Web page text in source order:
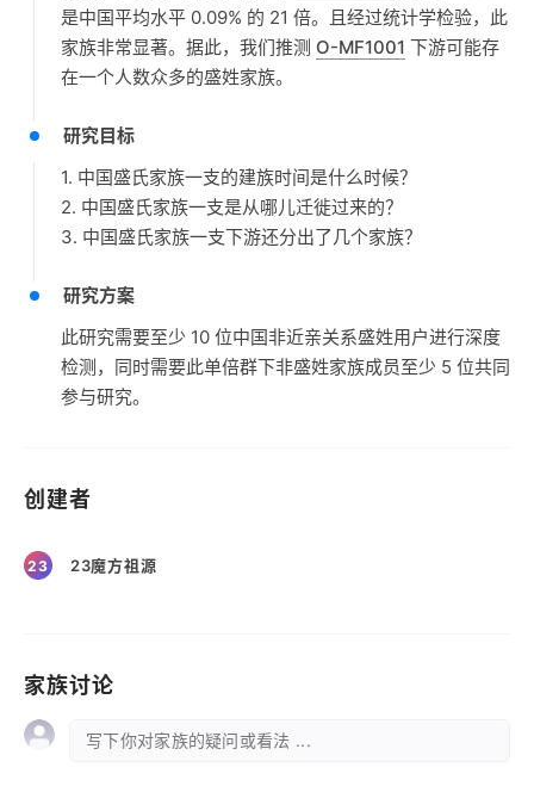
是中国平均水平 0.09% 的 21 倍。且经过统计学检验，此
家族非常显著。据此，我们推测 O-MF1001 下游可能存
在一个人数众多的盛姓家族。
研究目标
1. 中国盛氏家族一支的建族时间是什么时候？
2. 中国盛氏家族一支是从哪儿迁徙过来的？
3. 中国盛氏家族一支下游还分出了几个家族？
研究方案
此研究需要至少 10 位中国非近亲关系盛姓用户进行深度
检测，同时需要此单倍群下非盛姓家族成员至少 5 位共同
参与研究。
创建者
23 23魔方祖源
家族讨论
写下你对家族的疑问或看法 ...